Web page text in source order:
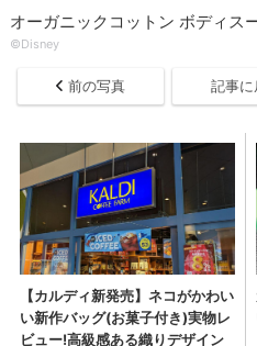
オーガニックコットン ボディス
©Disney
前の写真 記事に